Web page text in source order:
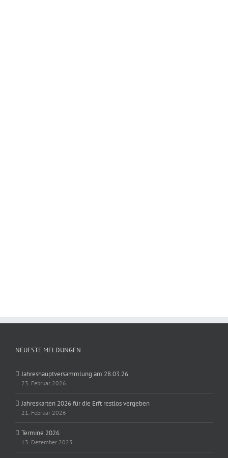
NEUESTE MELDUNGEN
Jahreshauptversammlung am 28.03.26
23. Februar 2026
Jahreskarten 2026 für die Erft restlos vergeben
21. Februar 2026
Termine 2026
13. Dezember 2025